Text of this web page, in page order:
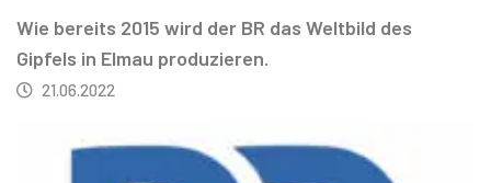
Wie bereits 2015 wird der BR das Weltbild des
Gipfels in Elmau produzieren.
21.06.2022